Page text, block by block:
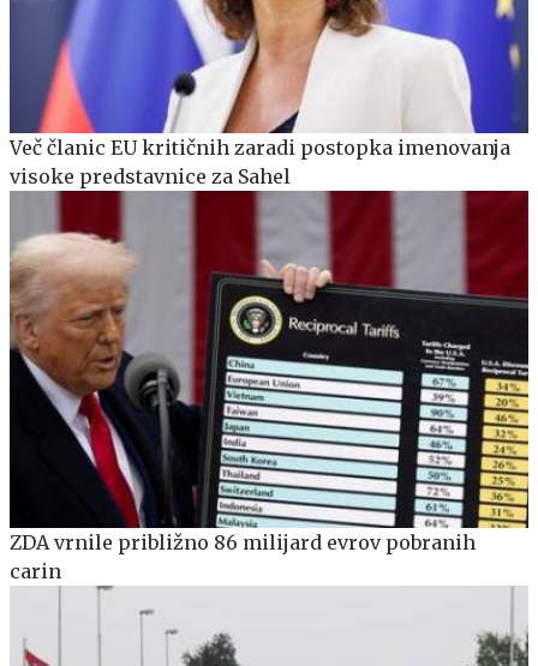
Več članic EU kritičnih zaradi postopka imenovanja
visoke predstavnice za Sahel
ZDA vrnile približno 86 milijard evrov pobranih
carin